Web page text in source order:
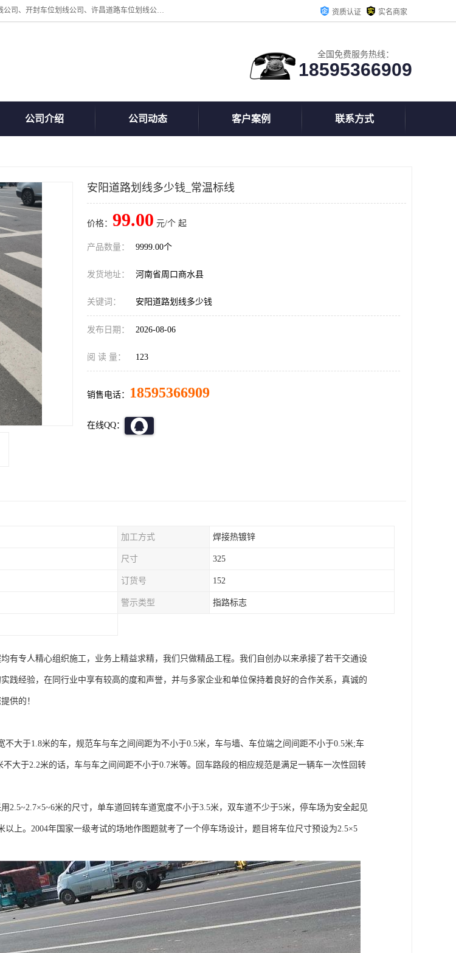
周口中为交通设施工程有限公司是一家洛阳道路划线公司、郑州道路划线公司、平顶山道路车位划线公司、开封车位划线公司、许昌道路车位划线公司、漯河道路车位划线公司，公司始终坚持“诚信、匠心、专注”的宗旨；我们的经营理念是：的服务。 资质认证 实名商家
全国免费服务热线：
18595366909
公司介绍 公司动态 客户案例 联系方式
安阳道路划线多少钱_常温标线
价格： 99.00 元/个 起
产品数量： 9999.00个
发货地址： 河南省周口商水县
关键词： 安阳道路划线多少钱
发布日期： 2026-08-06
阅 读 量： 123
销售电话： 18595366909
在线QQ：
加工方式 焊接热镀锌
尺寸 325
订货号 152
警示类型 指路标志
有专人精心组织施工，业务上精益求精，我们只做精品工程。我们自创办以来承接了若干交通设
践经验，在同行业中享有较高的度和声誉，并与多家企业和单位保持着良好的合作关系，真诚的
供的！
不大于1.8米的车，规范车与车之间间距为不小于0.5米，车与墙、车位端之间间距不小于0.5米;车
大于2.2米的话，车与车之间间距不小于0.7米等。回车路段的相应规范是满足一辆车一次性回转
2.5~2.7×5~6米的尺寸，单车道回转车道宽度不小于3.5米，双车道不少于5米，停车场为安全起见
以上。2004年国家一级考试的场地作图题就考了一个停车场设计，题目将车位尺寸预设为2.5×5